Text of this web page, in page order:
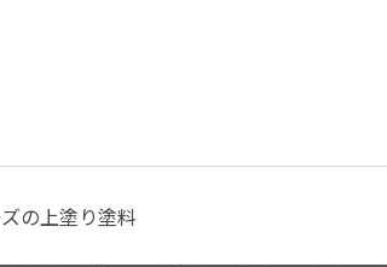
の上塗り塗料